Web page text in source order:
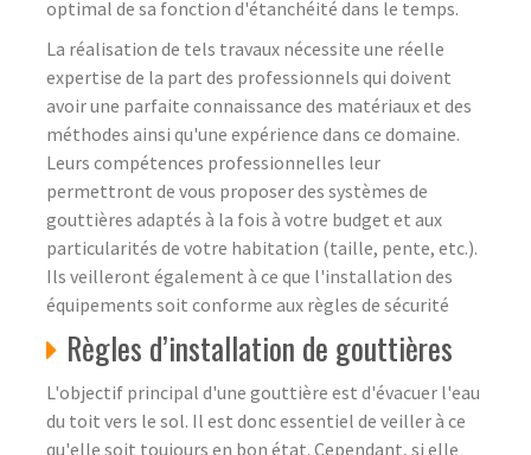
optimal de sa fonction d'étanchéité dans le temps.
La réalisation de tels travaux nécessite une réelle
expertise de la part des professionnels qui doivent
avoir une parfaite connaissance des matériaux et des
méthodes ainsi qu'une expérience dans ce domaine.
Leurs compétences professionnelles leur
permettront de vous proposer des systèmes de
gouttières adaptés à la fois à votre budget et aux
particularités de votre habitation (taille, pente, etc.).
Ils veilleront également à ce que l'installation des
équipements soit conforme aux règles de sécurité
Règles d’installation de gouttières
L'objectif principal d'une gouttière est d'évacuer l'eau
du toit vers le sol. Il est donc essentiel de veiller à ce
qu'elle soit toujours en bon état. Cependant, si elle